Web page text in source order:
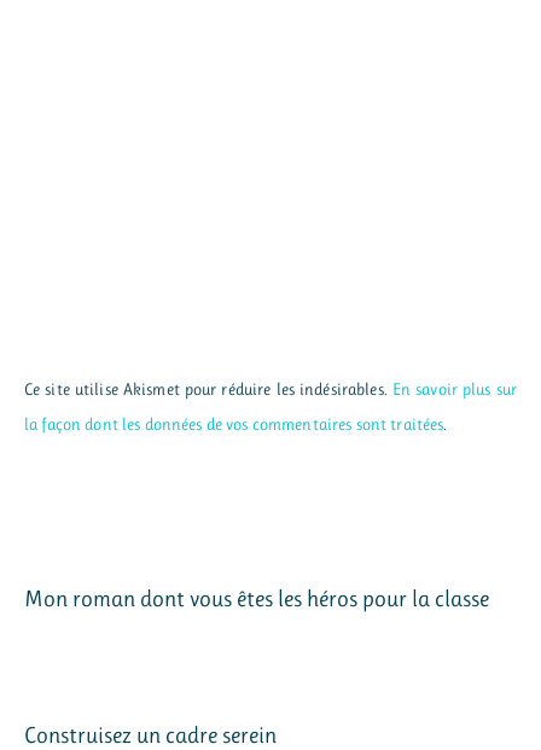
Ce site utilise Akismet pour réduire les indésirables. En savoir plus sur
la façon dont les données de vos commentaires sont traitées.
Mon roman dont vous êtes les héros pour la classe
Construisez un cadre serein